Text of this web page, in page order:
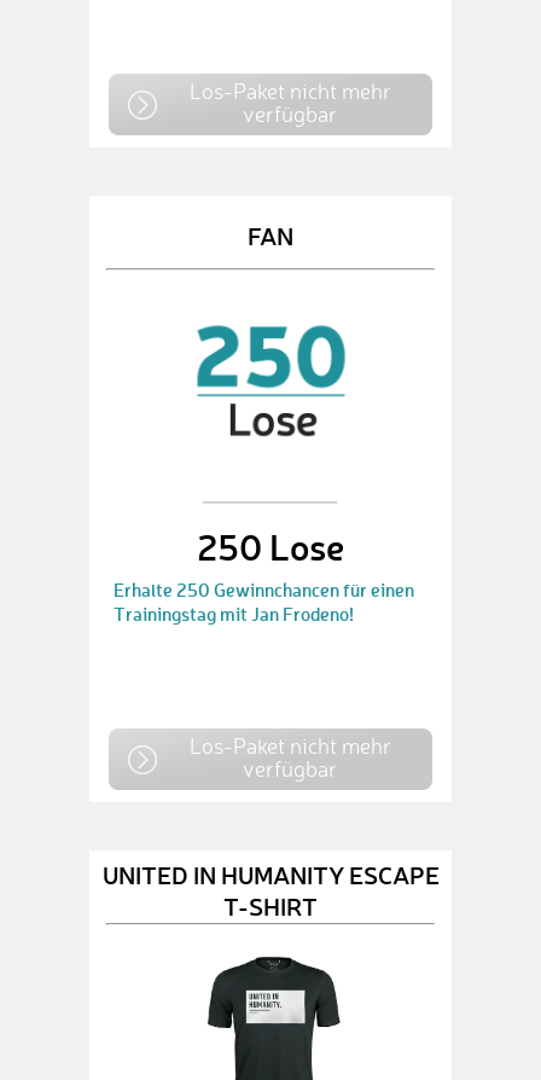
Los-Paket nicht mehr
verfügbar
FAN
250 Lose
Erhalte 250 Gewinnchancen für einen
Trainingstag mit Jan Frodeno!
Los-Paket nicht mehr
verfügbar
UNITED IN HUMANITY ESCAPE
T-SHIRT